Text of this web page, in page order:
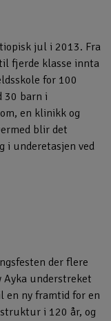
jul i 2013. Fra
fjerde klasse innta
for 100
30 barn i
en klinikk og
blir det
i underetasjen ved
der flere
Ayka understreket
en ny framtid for en
i 120 år, og